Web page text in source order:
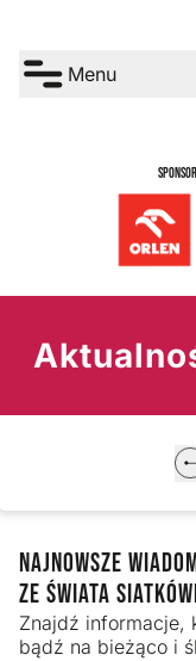
Menu
NAJNOWSZE
ZE ŚWIATA
Znajdź informacje,
bądź na bieżąco i